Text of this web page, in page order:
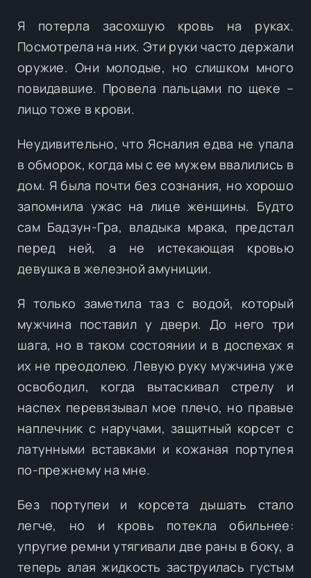
Я потерла засохшую кровь на руках.
Посмотрела на них. Эти руки часто держали
оружие. Они молодые, но слишком много
повидавшие. Провела пальцами по щеке –
лицо тоже в крови.
Неудивительно, что Ясналия едва не упала
в обморок, когда мы с ее мужем ввалились в
дом. Я была почти без сознания, но хорошо
запомнила ужас на лице женщины. Будто
сам Бадзун-Гра, владыка мрака, предстал
перед ней, а не истекающая кровью
девушка в железной амуниции.
Я только заметила таз с водой, который
мужчина поставил у двери. До него три
шага, но в таком состоянии и в доспехах я
их не преодолею. Левую руку мужчина уже
освободил, когда вытаскивал стрелу и
наспех перевязывал мое плечо, но правые
наплечник с наручами, защитный корсет с
латунными вставками и кожаная портупея
по-прежнему на мне.
Без портупеи и корсета дышать стало
легче, но и кровь потекла обильнее:
упругие ремни утягивали две раны в боку, а
теперь алая жидкость заструилась густым